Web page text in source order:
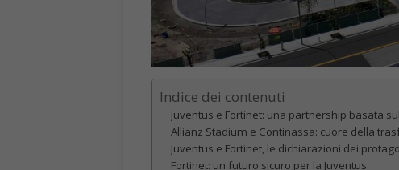
Indice dei contenuti
Juventus e Fortinet: una partnership basata
Juventus e Fortinet, le dichiarazioni dei
Fortinet: un futuro sicuro per la Juventus